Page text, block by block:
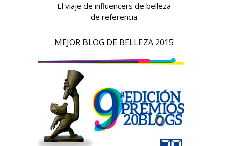
El viaje de influencers de belleza
de referencia
MEJOR BLOG DE BELLEZA 2015